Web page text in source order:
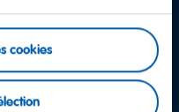
cookies
?